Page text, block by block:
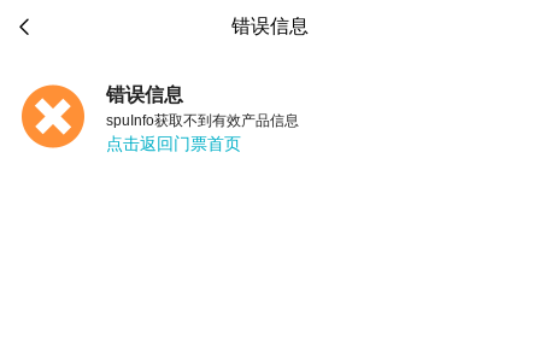
 错误信息
错误信息
spuInfo获取不到有效产品信息
点击返回门票首页